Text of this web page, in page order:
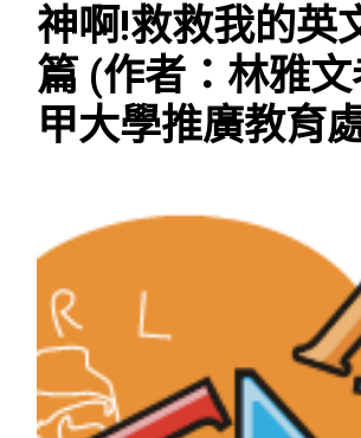
神啊!救救我的英
篇 (作者：林雅
甲大學推廣教育